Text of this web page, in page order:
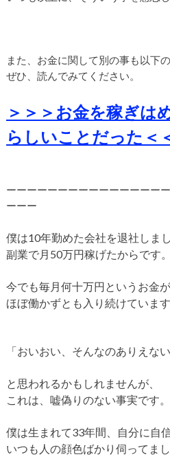
また、お金に関して別の事も以下
ぜひ、読んでみてください。
＞＞＞お金を稼ぎは
らしいことだった＜
ーーーーーーーーーーーーーーー
ーーー
僕は10年勤めた会社を退社しまし
副業で月50万円稼げたからです。
今でも毎月何十万円というお金が
ほぼ働かずとも入り続けています
「おいおい、そんなのありえな
と思われるかもしれませんが、
これは、嘘偽りのない事実です。
僕は生まれて33年間、自分に自
いつも人の顔色ばかり伺ってまし